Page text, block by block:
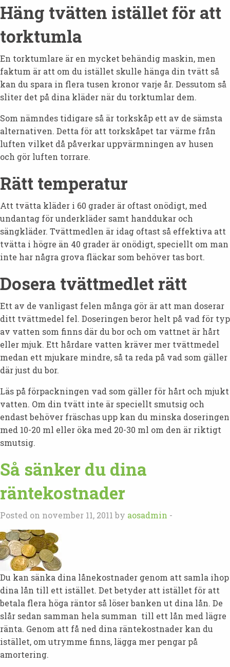
Häng tvätten istället för att
torktumla
En torktumlare är en mycket behändig maskin, men
faktum är att om du istället skulle hänga din tvätt så
kan du spara in flera tusen kronor varje år. Dessutom så
sliter det på dina kläder när du torktumlar dem.
Som nämndes tidigare så är torkskåp ett av de sämsta
alternativen. Detta för att torkskåpet tar värme från
luften vilket då påverkar uppvärmningen av husen
och gör luften torrare.
Rätt temperatur
Att tvätta kläder i 60 grader är oftast onödigt, med
undantag för underkläder samt handdukar och
sängkläder. Tvättmedlen är idag oftast så effektiva att
tvätta i högre än 40 grader är onödigt, speciellt om man
inte har några grova fläckar som behöver tas bort.
Dosera tvättmedlet rätt
Ett av de vanligast felen många gör är att man doserar
ditt tvättmedel fel. Doseringen beror helt på vad för typ
av vatten som finns där du bor och om vattnet är hårt
eller mjuk. Ett hårdare vatten kräver mer tvättmedel
medan ett mjukare mindre, så ta reda på vad som gäller
där just du bor.
Läs på förpackningen vad som gäller för hårt och mjukt
vatten. Om din tvätt inte är speciellt smutsig och
endast behöver fräschas upp kan du minska doseringen
med 10-20 ml eller öka med 20-30 ml om den är riktigt
smutsig.
Så sänker du dina
räntekostnader
Posted on november 11, 2011 by aosadmin -
Du kan sänka dina lånekostnader genom att samla ihop
dina lån till ett istället. Det betyder att istället för att
betala flera höga räntor så löser banken ut dina lån. De
slår sedan samman hela summan till ett lån med lägre
ränta. Genom att få ned dina räntekostnader kan du
istället, om utrymme finns, lägga mer pengar på
amortering.